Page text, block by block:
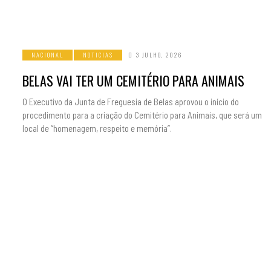
NACIONAL NOTICIAS 3 JULHO, 2026
BELAS VAI TER UM CEMITÉRIO PARA ANIMAIS
O Executivo da Junta de Freguesia de Belas aprovou o início do
procedimento para a criação do Cemitério para Animais, que será um
local de “homenagem, respeito e memória”.